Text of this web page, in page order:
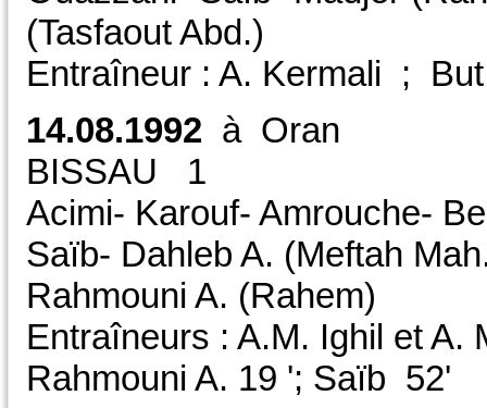
(Tasfaout Abd.)
Entraîneur : A. Kermali ;
14.08.1992 à Oran
BISSAU 1
Acimi- Karouf- Amrouche-
Saïb- Dahleb A. (Meftah
Rahmouni A. (Rahem)
Entraîneurs : A.M. Ighil et
Rahmouni A. 19 '; Saïb 52'